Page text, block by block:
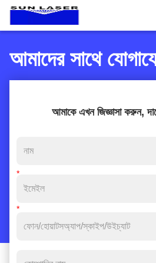
আমাদের সাথে
আমাকে এখন জিজ্ঞাসা করুন,